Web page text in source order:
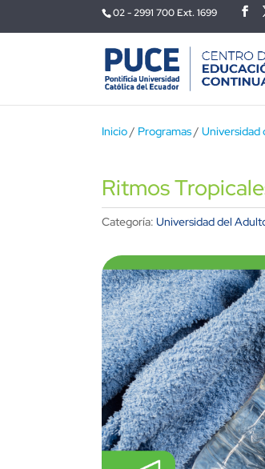
02 - 2991 700 Ext. 1699
Inicio/ Programas/ Universidad
Ritmos
Categoría: Universidad del